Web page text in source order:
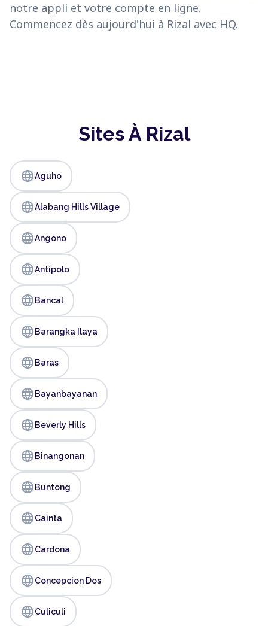
notre appli et votre compte en ligne.
Commencez dès aujourd'hui à Rizal avec HQ.
Sites À Rizal
languageAguho
languageAlabang Hills Village
languageAngono
languageAntipolo
language Bancal
language Barangka Ilaya
language Baras
language Bayanbayanan
language Beverly Hills
language Binangonan
language Buntong
languageCainta
languageCardona
languageConcepcion Dos
languageCuliculi